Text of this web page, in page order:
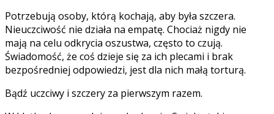
Potrzebują osoby, którą kochają, aby była szczera.
Nieuczciwość nie działa na empatę. Chociaż nigdy nie
mają na celu odkrycia oszustwa, często to czują.
Świadomość, że coś dzieje się za ich plecami i brak
bezpośredniej odpowiedzi, jest dla nich małą torturą.
Bądź uczciwy i szczery za pierwszym razem.